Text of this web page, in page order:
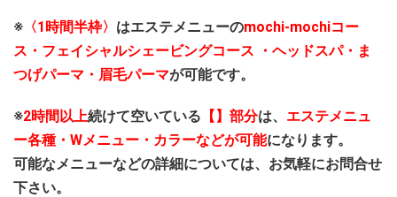
※ 〈1時間半枠〉 はエステメニューのmochi-mochiコー
ス・フェイシャルシェービングコース ・ヘッドスパ・ま
つげパーマ・眉毛パーマが可能です。
※2時間以上続けて空いている 【】部分は、 エステメニュ
ー各種・Wメニュー・カラーなどが可能になります。
可能なメニューなどの詳細については、お気軽にお問合せ
下さい。